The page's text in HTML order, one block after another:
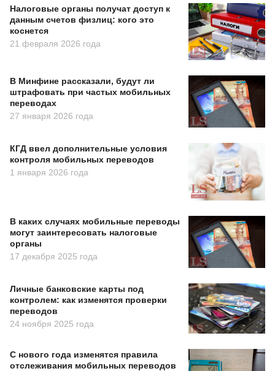
Налоговые органы получат доступ к
данным счетов физлиц: кого это
коснется
21 февраля 2026 года
В Минфине рассказали, будут ли
штрафовать при частых мобильных
переводах
27 января 2026 года
КГД ввел дополнительные условия
контроля мобильных переводов
1 января 2026 года
В каких случаях мобильные переводы
могут заинтересовать налоговые
органы
17 декабря 2025 года
Личные банковские карты под
контролем: как изменятся проверки
переводов
24 ноября 2025 года
С нового года изменятся правила
отслеживания мобильных переводов